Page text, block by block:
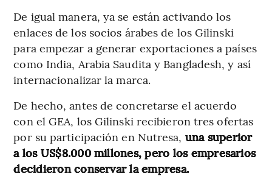
De igual manera, ya se están activando los
enlaces de los socios árabes de los Gilinski
para empezar a generar exportaciones a países
como India, Arabia Saudita y Bangladesh, y así
internacionalizar la marca.
De hecho, antes de concretarse el acuerdo
con el GEA, los Gilinski recibieron tres ofertas
por su participación en Nutresa, una superior
a los US$8.000 millones, pero los empresarios
decidieron conservar la empresa.